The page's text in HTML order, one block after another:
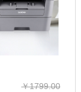
￥1799.00